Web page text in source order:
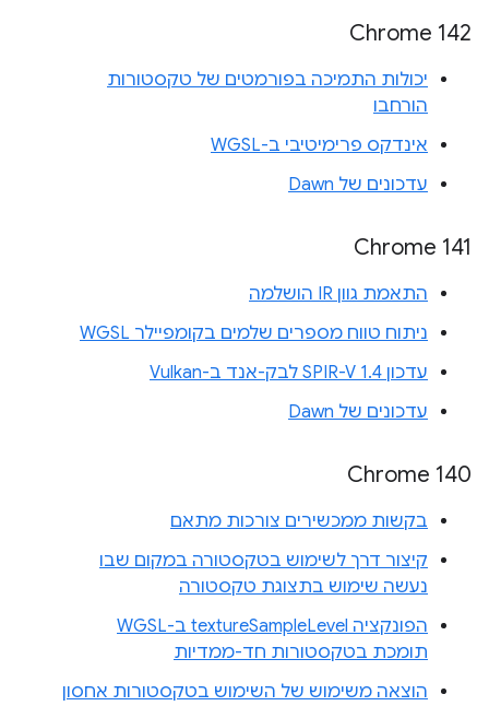
Chrome 142
יכולות התמיכה בפורמטים של טקסטורות
הורחבו
אינדקס פרימיטיבי ב-WGSL
עדכונים של Dawn
Chrome 141
התאמת גוון IR הושלמה
ניתוח טווח מספרים שלמים בקומפיילר WGSL
עדכון SPIR-V 1.4 לבק-אנד ב-Vulkan
עדכונים של Dawn
Chrome 140
בקשות ממכשירים צורכות מתאם
קיצור דרך לשימוש בטקסטורה במקום שבו
נעשה שימוש בתצוגת טקסטורה
הפונקציה textureSampleLevel ב-WGSL
תומכת בטקסטורות חד-ממדיות
הוצאה משימוש של השימוש בטקסטורות אחסון